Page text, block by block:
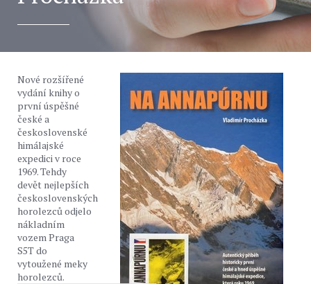
Nové rozšířené
vydání knihy o
první úspěšné
české a
československé
himálajské
expedici v roce
1969. Tehdy
devět nejlepších
československých
horolezců odjelo
nákladním
vozem Praga
S5T do
vytoužené meky
horolezců.